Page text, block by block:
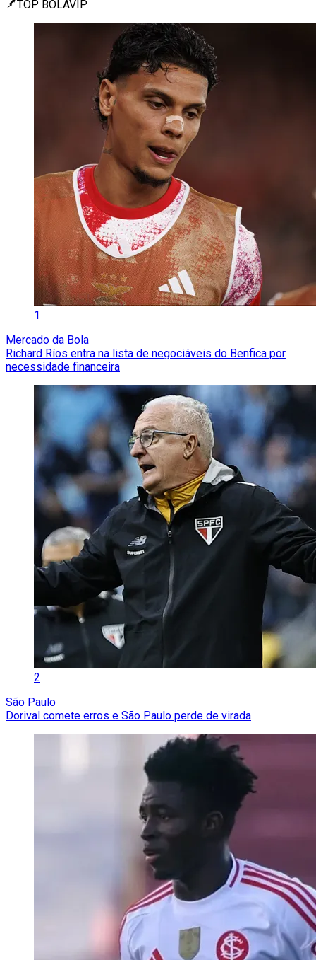
TOP BOLAVIP
1
Mercado da Bola
Richard Ríos entra na lista de negociáveis do Benfica por
necessidade financeira
2
São Paulo
Dorival comete erros e São Paulo perde de virada